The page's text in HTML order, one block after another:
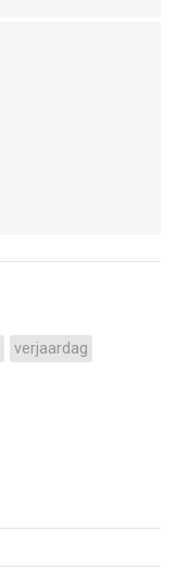
verjaardag